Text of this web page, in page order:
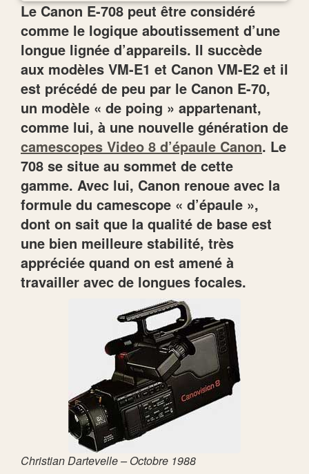
Le Canon E-708 peut être considéré
comme le logique aboutissement d’une
longue lignée d’appareils. Il succède
aux modèles VM-E1 et Canon VM-E2 et il
est précédé de peu par le Canon E-70,
un modèle « de poing » appartenant,
comme lui, à une nouvelle génération de
camescopes Video 8 d’épaule Canon. Le
708 se situe au sommet de cette
gamme. Avec lui, Canon renoue avec la
formule du camescope « d’épaule »,
dont on sait que la qualité de base est
une bien meilleure stabilité, très
appréciée quand on est amené à
travailler avec de longues focales.
Christian Dartevelle – Octobre 1988